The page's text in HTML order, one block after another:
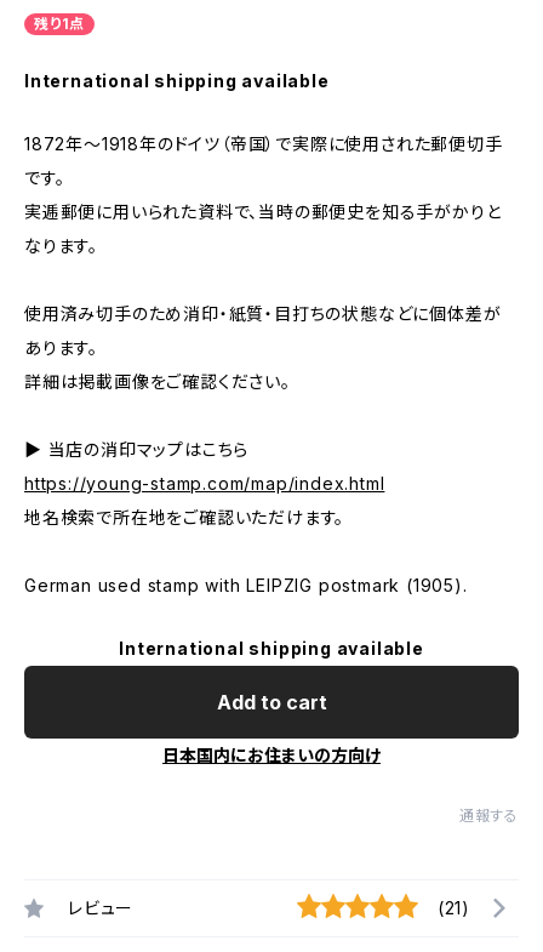
残り1点
International shipping available
1872年～1918年のドイツ（帝国）で実際に使用された郵便切手
です。
実逓郵便に用いられた資料で、当時の郵便史を知る手がかりと
なります。
使用済み切手のため消印・紙質・目打ちの状態などに個体差が
あります。
詳細は掲載画像をご確認ください。
▶ 当店の消印マップはこちら
https://young-stamp.com/map/index.html
地名検索で所在地をご確認いただけます。
German used stamp with LEIPZIG postmark (1905).
International shipping available
Add to cart
日本国内にお住まいの方向け
通報する
レビュー (21)